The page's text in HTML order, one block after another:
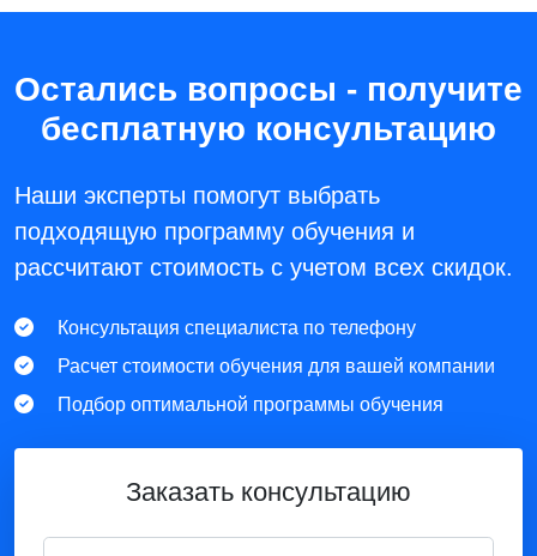
Остались вопросы - получите
бесплатную консультацию
Наши эксперты помогут выбрать
подходящую программу обучения и
рассчитают стоимость с учетом всех скидок.
Консультация специалиста по телефону
Расчет стоимости обучения для вашей компании
Подбор оптимальной программы обучения
Заказать консультацию